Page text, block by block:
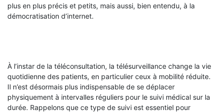
plus en plus précis et petits, mais aussi, bien entendu, à la
démocratisation d’internet.
À l’instar de la téléconsultation, la télésurveillance change la vie
quotidienne des patients, en particulier ceux à mobilité réduite.
Il n’est désormais plus indispensable de se déplacer
physiquement à intervalles réguliers pour le suivi médical sur la
durée. Rappelons que ce type de suivi est essentiel pour